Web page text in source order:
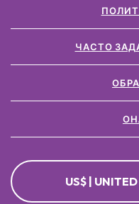
ЧАСТО
US$ |